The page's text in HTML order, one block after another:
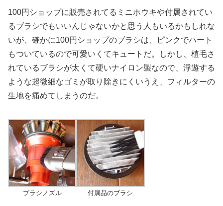
100円ショップに販売されてるミニホウキや付属されてい
るブラシでもいいんじゃないかと思う人もいるかもしれな
いが、確かに100円ショップのブラシは、ピンクでハート
もついているので可愛いくてキュートだ。しかし、植毛さ
れているブラシが太くて硬いナイロン製なので、浮遊する
ような超微細なゴミが取り除きにくいうえ、フィルターの
生地を痛めてしまうのだ。
ブラシノズル 付属品のブラシ